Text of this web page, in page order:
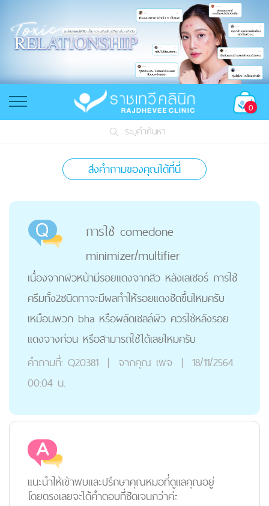
0
ระบุคำค้นหา
ส่งคำถามของคุณได้ที่นี่
การใช้ comedone
minimizer/multifier
เนื่องจากผิวหน้ามีรอยเเดงจากสิว หลังเลเซอร์ การใช้
ครีมทั้ง2ชนิดทาจะมีผลทำให้รอยเเดงชัดขึ้นไหมครับ
เหมือนพวก bha หรือผลัดเซลล์ผิว ควรใช่หลังรอย
เเดงจางก่อน หรือสามารถใช้ได้เลยไหมครับ
คำถามที่: Q20381 | จากคุณ เพจ | 18/11/2564
00:04 น.
แนะนำให้เข้าพบและปรึกษาคุณหมอที่ดูแลคุณอยู่
โดยตรงเลยจะได้คำตอบที่ชัดเจนกว่าค่ะ